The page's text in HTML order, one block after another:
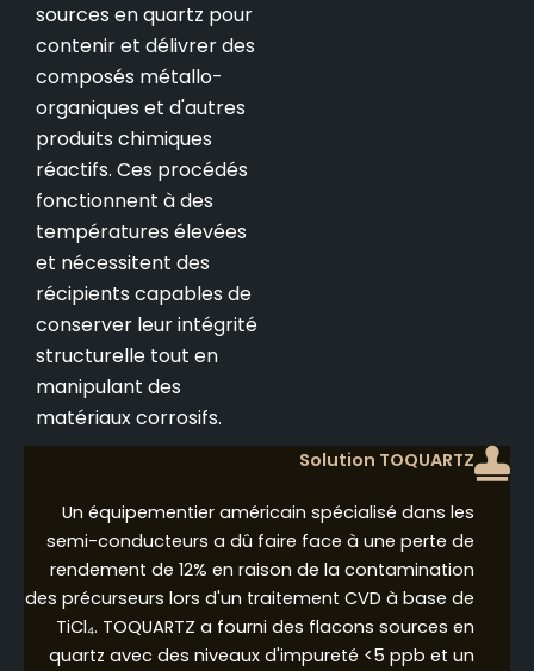
sources en quartz pour
contenir et délivrer des
composés métallo-
organiques et d'autres
produits chimiques
réactifs. Ces procédés
fonctionnent à des
températures élevées
et nécessitent des
récipients capables de
conserver leur intégrité
structurelle tout en
manipulant des
matériaux corrosifs.
Solution TOQUARTZ
Un équipementier américain spécialisé dans les
semi-conducteurs a dû faire face à une perte de
rendement de 12% en raison de la contamination
des précurseurs lors d'un traitement CVD à base de
TiCl₄. TOQUARTZ a fourni des flacons sources en
quartz avec des niveaux d'impureté <5 ppb et un